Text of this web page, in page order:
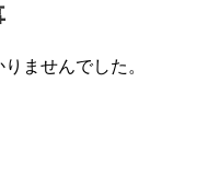
ませんでした。